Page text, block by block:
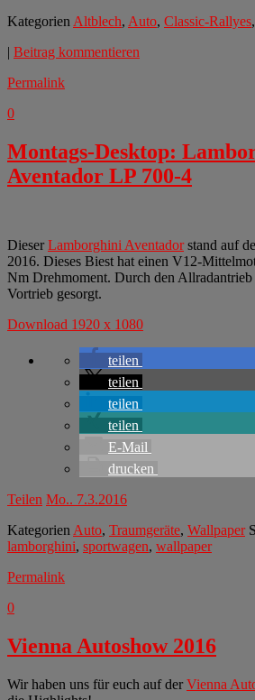
Kategorien Altblech, Auto, Classic-Rallyes,
| Beitrag kommentieren
Permalink
0
Montags-Desktop:
Aventador LP 700-4
Dieser Lamborghini Aventador stand auf
2016. Dieses Biest hat einen V12-
Nm Drehmoment. Durch den Allradantrieb
Vortrieb gesorgt.
Download 1920 x 1080
teilen
teilen
teilen
teilen
E-Mail
drucken
Teilen Mo.. 7.3.2016
Kategorien Auto, Traumgeräte, Wallpaper
lamborghini, sportwagen, wallpaper
Permalink
0
Vienna Autoshow 2016
Wir haben uns für euch auf der Vienna